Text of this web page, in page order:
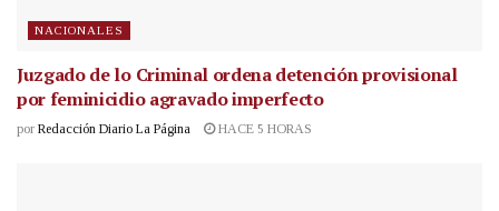
NACIONALES
Juzgado de lo Criminal ordena detención provisional
por feminicidio agravado imperfecto
por Redacción Diario La Página HACE 5 HORAS